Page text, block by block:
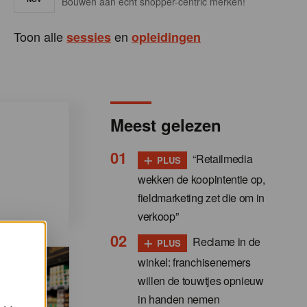
Toon allesessiesen opleidingen
Meest gelezen
+ PLUS
“Retailmedia
wekken de koopintentie op,
fieldmarketing zet die om in
verkoop”
+ PLUS
Reclame in de
winkel: franchisenemers
willen de touwtjes opnieuw
in handen nemen